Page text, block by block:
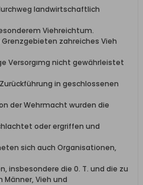
landwirtschaftlich
Viehreichtum.
zahreiches Vieh
Versorgımg nicht gewährleistet
in geschlossenen
der Wehrmacht wurden die
oder ergriffen und
sich auch Organisationen,
insbesondere die 0. T. und die zu
Vieh und